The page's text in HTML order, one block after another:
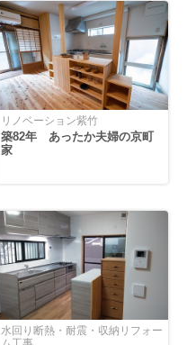
リノベーション紫竹
築82年 あったか夫婦の京町
家
水回り断熱・耐震・収納リフォー